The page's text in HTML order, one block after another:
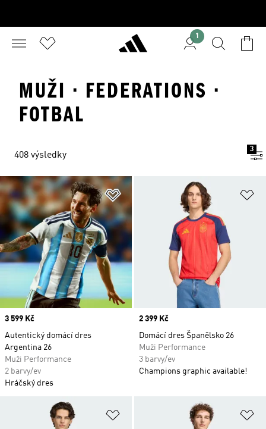
1
MUŽI · FEDERATIONS ·
FOTBAL
408 výsledky
3
Přidat do seznamu přání
Price
3 599 Kč
Autentický domácí dres
Argentina 26
Muži Performance
2 barvy/ev
Hráčský dres
Price
2 399 Kč
Domácí dres Španělsko 26
Muži Performance
3 barvy/ev
Champions graphic available!
Přidat do seznamu přání